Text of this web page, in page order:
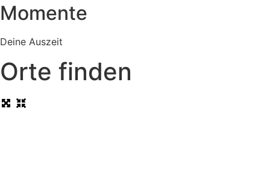
Momente
Deine Auszeit
Orte finden